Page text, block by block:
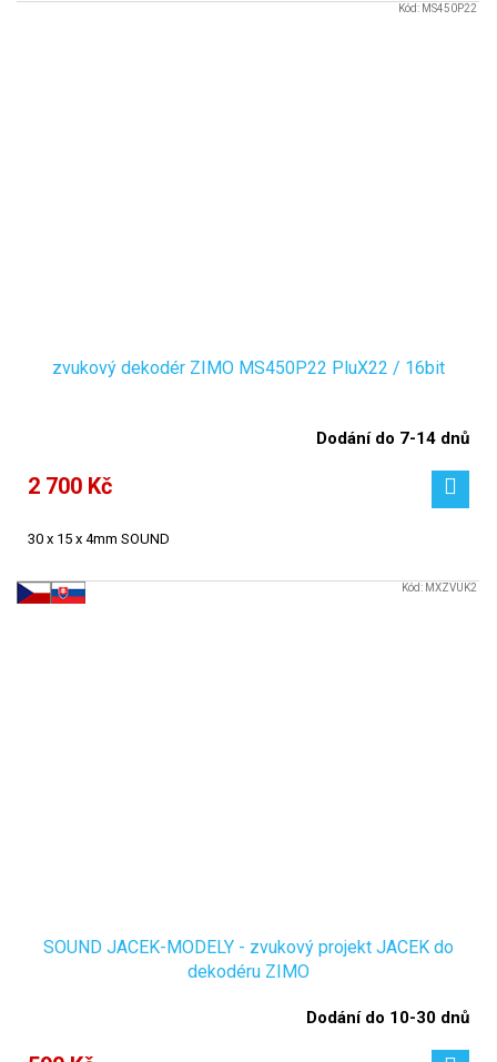
zvukový dekodér ZIMO MS450P22 PluX22 / 16bit
Dodání do 7-14 dnů
2 700 Kč
30 x 15 x 4mm SOUND
Kód: MS450P22
SOUND JACEK-MODELY - zvukový projekt JACEK do
dekodéru ZIMO
Dodání do 10-30 dnů
Kód: MXZVUK2